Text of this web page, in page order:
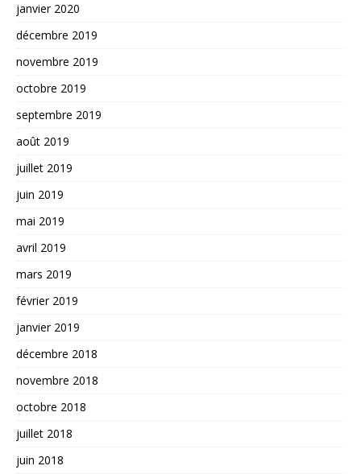
janvier 2020
décembre 2019
novembre 2019
octobre 2019
septembre 2019
août 2019
juillet 2019
juin 2019
mai 2019
avril 2019
mars 2019
février 2019
janvier 2019
décembre 2018
novembre 2018
octobre 2018
juillet 2018
juin 2018